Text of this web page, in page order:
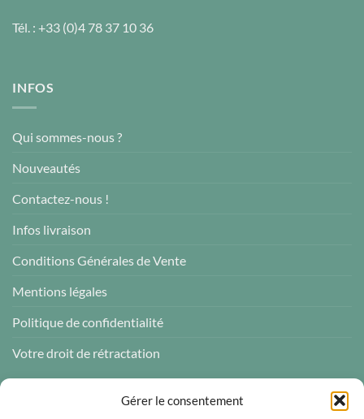
Gérer le consentement
Tél. : +33 (0)4 78 37 10 36
INFOS
Qui sommes-nous ?
Nouveautés
Contactez-nous !
Infos livraison
Conditions Générales de Vente
Mentions légales
Politique de confidentialité
Votre droit de rétractation